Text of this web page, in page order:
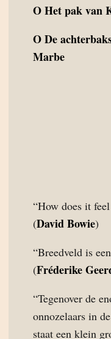
OHet pak van
ODe
Marbe
“How does it
(David Bowie)
“Breedveld is
(Fréderike
“Tegenover de
onnozelaars in
staat een klein